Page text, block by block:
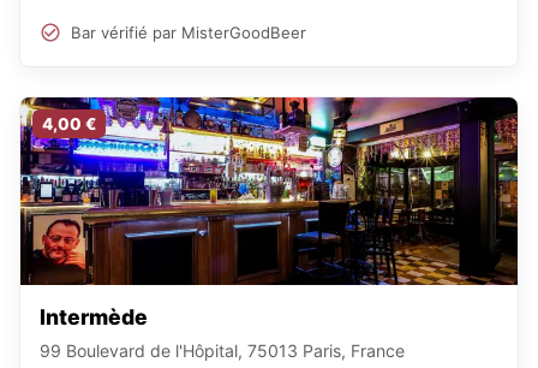
Bar vérifié par MisterGoodBeer
4,00 €
Intermède
99 Boulevard de l'Hôpital, 75013 Paris, France